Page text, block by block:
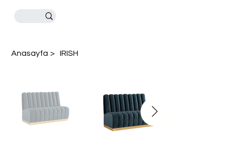
Anasayfa > IRISH